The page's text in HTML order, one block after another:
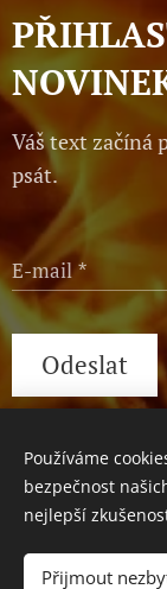
Váš text začíná
psát.
E-mail
Odeslat
Používáme
bezpečnost
nejlepší
Přijmout